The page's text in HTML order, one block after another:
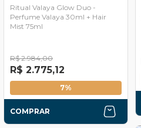
Ritual Valaya Glow Duo -
Perfume Valaya 30ml + Hair
Mist 75ml
R$ 2.984,00
R$ 2.775,12
7%
COMPRAR